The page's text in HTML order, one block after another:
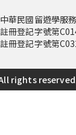
中華民國留遊學服
註冊登記字號第
註冊登記字號第
rights